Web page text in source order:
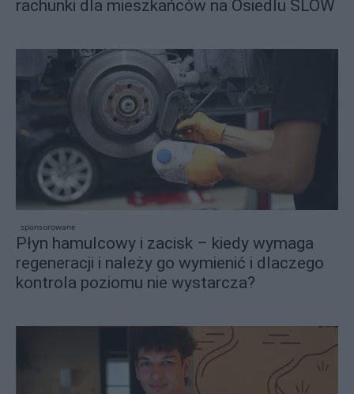
rachunki dla mieszkańców na Osiedlu SLOW
sponsorowane
Płyn hamulcowy i zacisk – kiedy wymaga
regeneracji i należy go wymienić i dlaczego
kontrola poziomu nie wystarcza?